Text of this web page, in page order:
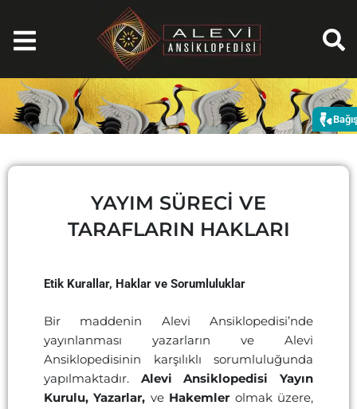
atla
YAYIM SÜRECI VE
TARAFLARIN HAKLARI
Etik Kurallar, Haklar ve Sorumluluklar
Bir maddenin Alevi Ansiklopedisi’nde
yayınlanması yazarların ve Alevi
Ansiklopedisinin karşılıklı sorumluluğunda
yapılmaktadır. Alevi Ansiklopedisi Yayın
Kurulu, Yazarlar, ve Hakemler olmak üzere,